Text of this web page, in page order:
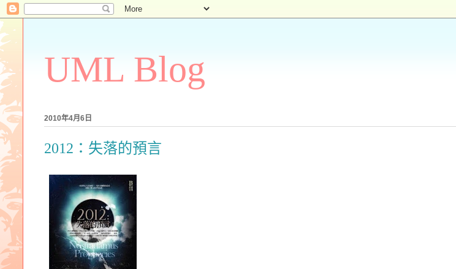
UML Blog
2010年4月6日
2012：失落的預言